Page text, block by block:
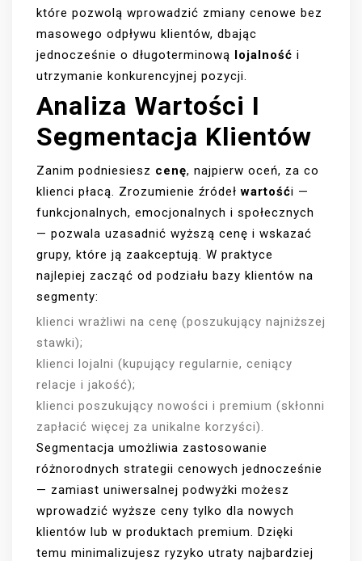
które pozwolą wprowadzić zmiany cenowe bez
masowego odpływu klientów, dbając
jednocześnie o długoterminową lojalność i
utrzymanie konkurencyjnej pozycji.
Analiza Wartości I
Segmentacja Klientów
Zanim podniesiesz cenę, najpierw oceń, za co
klienci płacą. Zrozumienie źródełwartośći —
funkcjonalnych, emocjonalnych i społecznych
— pozwala uzasadnić wyższą cenę i wskazać
grupy, które ją zaakceptują. W praktyce
najlepiej zacząć od podziału bazy klientów na
segmenty:
klienci wrażliwi na cenę (poszukujący najniższej
stawki);
klienci lojalni (kupujący regularnie, ceniący
relacje i jakość);
klienci poszukujący nowości i premium (skłonni
zapłacić więcej za unikalne korzyści).
Segmentacja umożliwia zastosowanie
różnorodnych strategii cenowych jednocześnie
— zamiast uniwersalnej podwyżki możesz
wprowadzić wyższe ceny tylko dla nowych
klientów lub w produktach premium. Dzięki
temu minimalizujesz ryzyko utraty najbardziej